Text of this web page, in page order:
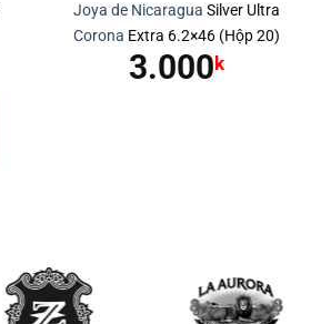
Joya de Nicaragua Silver Ultra
Corona Extra 6.2×46 (Hộp 20)
3.000 k